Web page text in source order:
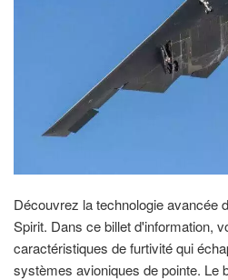
Découvrez la technologie avancée
Spirit. Dans ce billet d'information,
caractéristiques de furtivité qui
systèmes avioniques de pointe. Le